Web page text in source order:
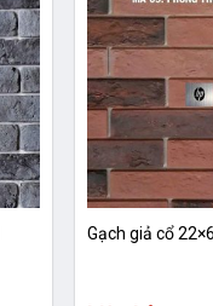
Gạch giả cổ